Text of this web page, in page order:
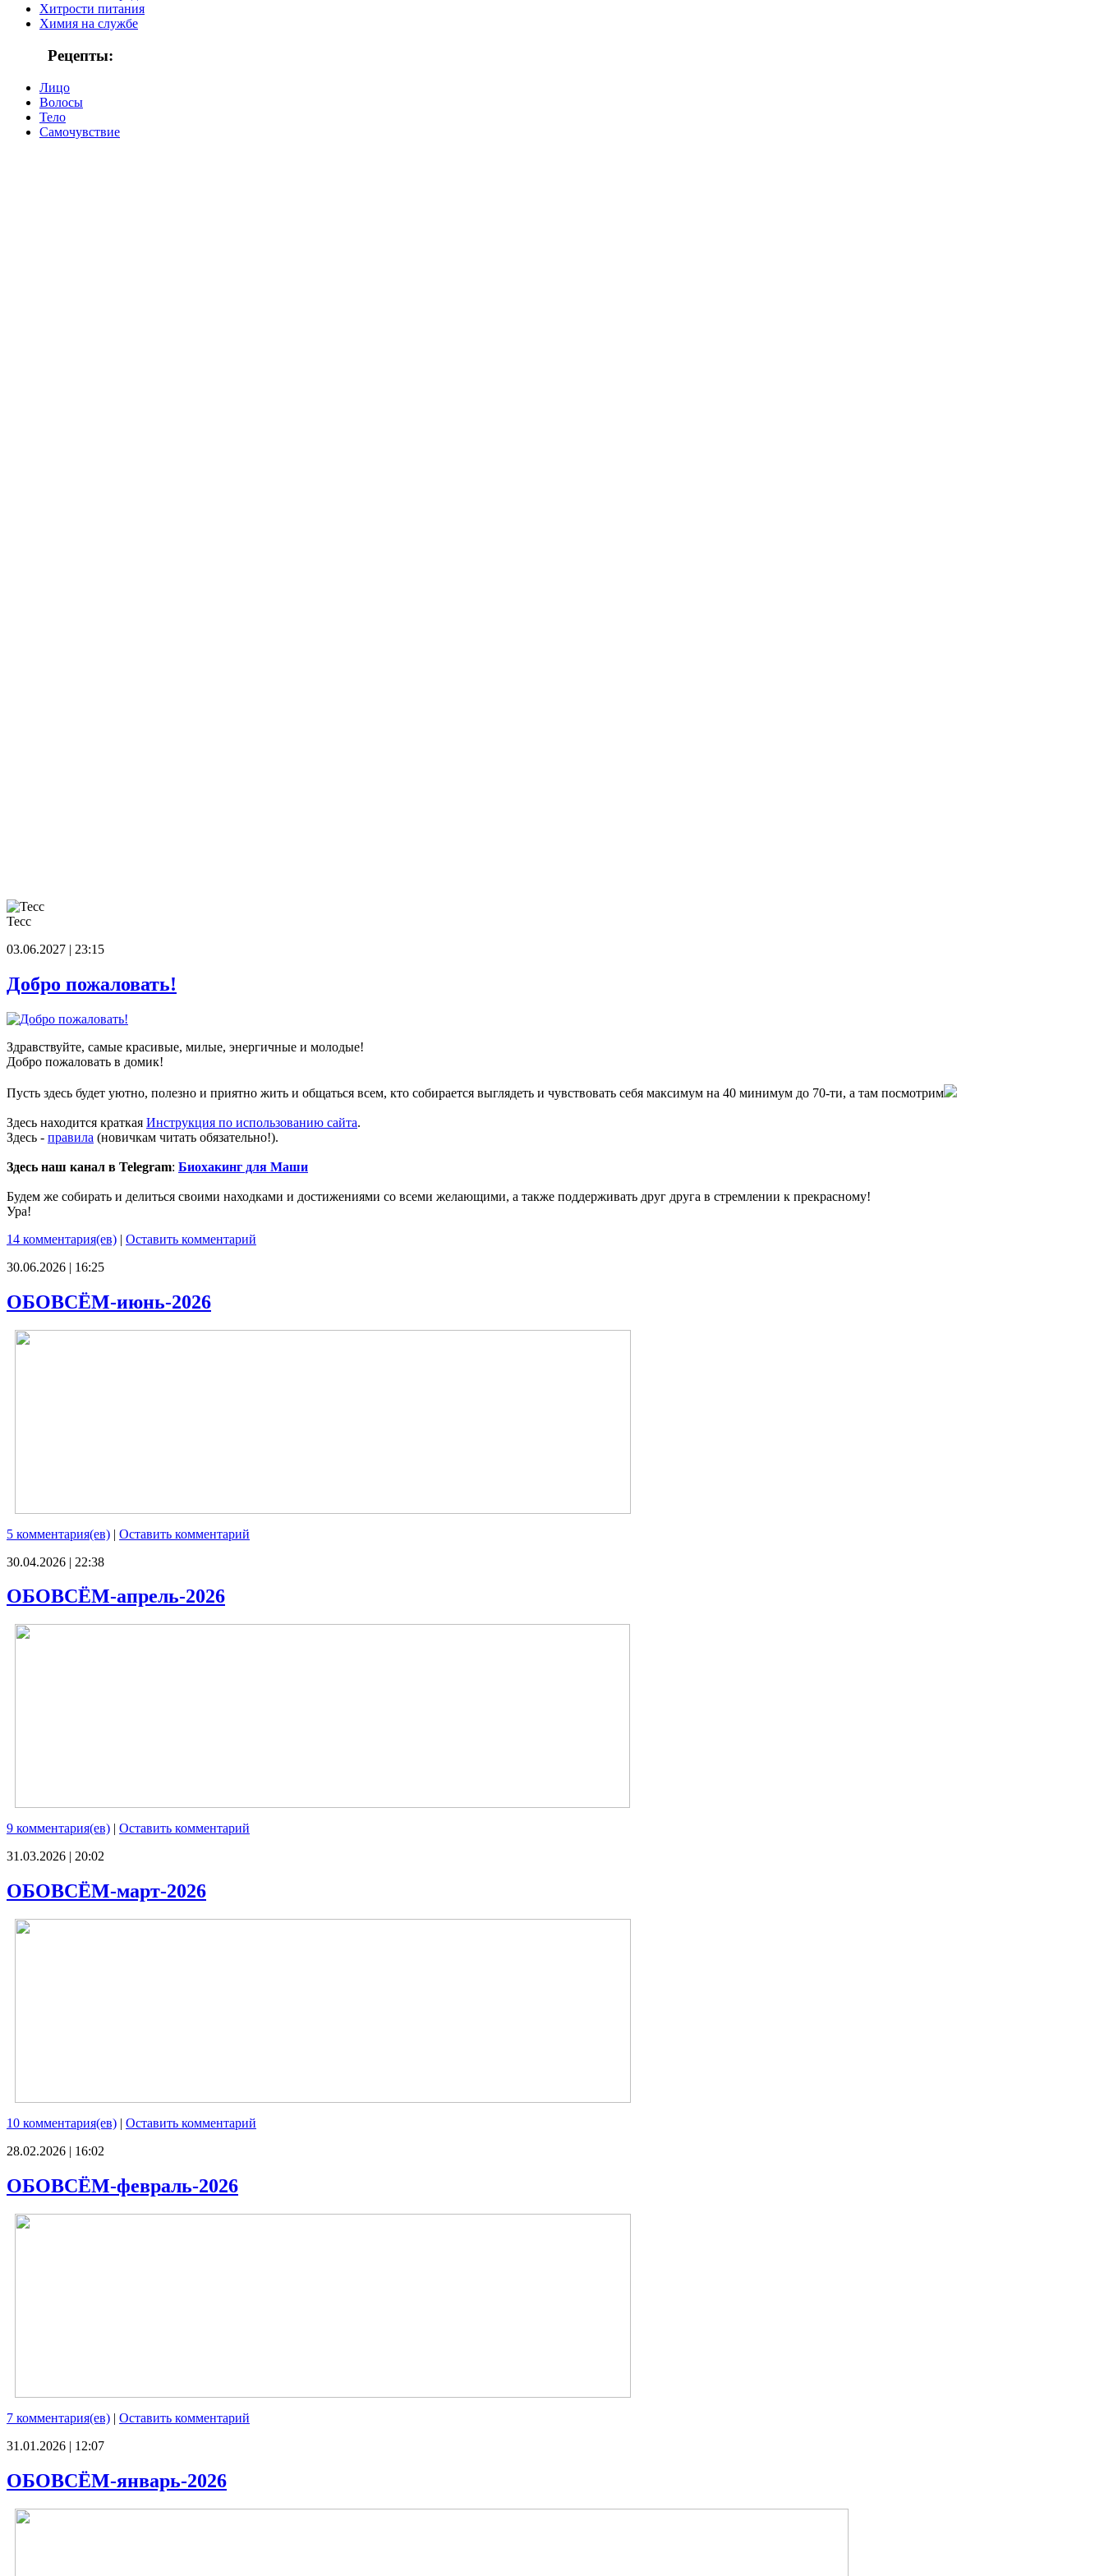
Хитрости питания
Химия на службе
Рецепты:
Лицо
Волосы
Тело
Самочувствие
Тесс
03.06.2027 | 23:15
Добро пожаловать!
Здравствуйте, самые красивые, милые, энергичные и молодые!
Добро пожаловать в домик!
Пусть здесь будет уютно, полезно и приятно жить и общаться всем, кто собирается выглядеть и чувствовать себя максимум на 40 минимум до 70-ти, а там посмотрим
Здесь находится краткая Инструкция по использованию сайта.
Здесь - правила (новичкам читать обязательно!).
Здесь наш канал в Telegram: Биохакинг для Маши
Будем же собирать и делиться своими находками и достижениями со всеми желающими, а также поддерживать друг друга в стремлении к прекрасному!
Ура!
14 комментария(ев) | Оставить комментарий
30.06.2026 | 16:25
ОБОВСЁМ-июнь-2026
5 комментария(ев) | Оставить комментарий
30.04.2026 | 22:38
ОБОВСЁМ-апрель-2026
9 комментария(ев) | Оставить комментарий
31.03.2026 | 20:02
ОБОВСЁМ-март-2026
10 комментария(ев) | Оставить комментарий
28.02.2026 | 16:02
ОБОВСЁМ-февраль-2026
7 комментария(ев) | Оставить комментарий
31.01.2026 | 12:07
ОБОВСЁМ-январь-2026